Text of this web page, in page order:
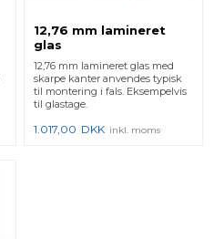
12,76 mm lamineret
glas
12,76 mm lamineret glas med
skarpe kanter anvendes typisk
til montering i fals. Eksempelvis
til glastage.
1.017,00 DKK inkl. moms